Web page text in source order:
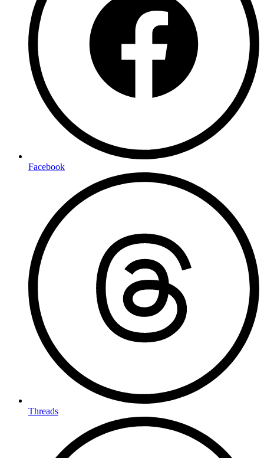
Facebook
Threads